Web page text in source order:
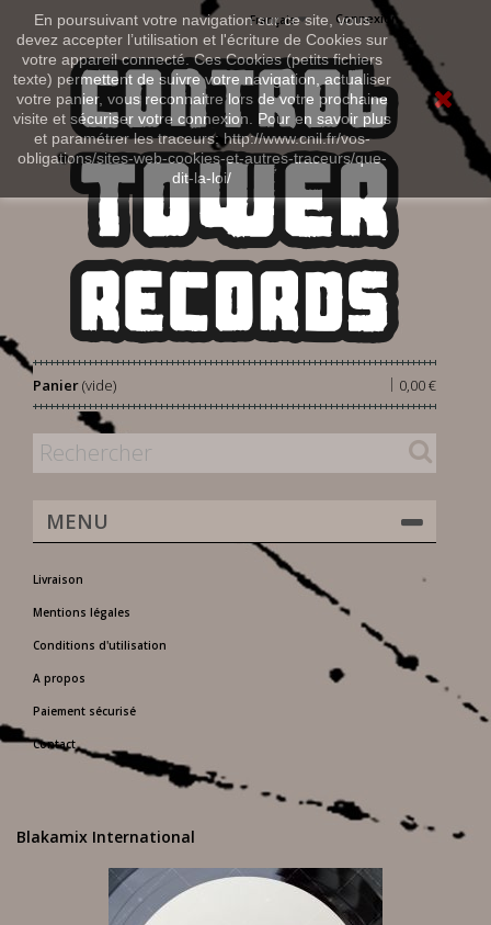
En poursuivant votre navigation sur ce site, vous
devez accepter l’utilisation et l'écriture de Cookies sur
votre appareil connecté. Ces Cookies (petits fichiers
texte) permettent de suivre votre navigation, actualiser
votre panier, vous reconnaitre lors de votre prochaine
visite et sécuriser votre connexion. Pour en savoir plus
et paramétrer les traceurs: http://www.cnil.fr/vos-
obligations/sites-web-cookies-et-autres-traceurs/que-
dit-la-loi/
Connexion
Français
Panier 0,00 €
|
(vide)
MENU
Livraison
Mentions légales
Conditions d'utilisation
A propos
Paiement sécurisé
Contact
Blakamix International